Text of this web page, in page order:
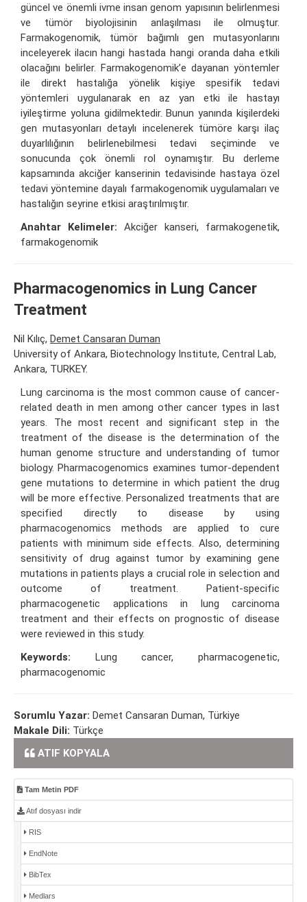
güncel ve önemli ivme insan genom yapısının belirlenmesi
ve tümör biyolojisinin anlaşılması ile olmuştur.
Farmakogenomik, tümör bağımlı gen mutasyonlarını
inceleyerek ilacın hangi hastada hangi oranda daha etkili
olacağını belirler. Farmakogenomik’e dayanan yöntemler
ile direkt hastalığa yönelik kişiye spesifik tedavi
yöntemleri uygulanarak en az yan etki ile hastayı
iyileştirme yoluna gidilmektedir. Bunun yanında kişilerdeki
gen mutasyonları detaylı incelenerek tümöre karşı ilaç
duyarlılığının belirlenebilmesi tedavi seçiminde ve
sonucunda çok önemli rol oynamıştır. Bu derleme
kapsamında akciğer kanserinin tedavisinde hastaya özel
tedavi yöntemine dayalı farmakogenomik uygulamaları ve
hastalığın seyrine etkisi araştırılmıştır.
Anahtar Kelimeler: Akciğer kanseri, farmakogenetik,
farmakogenomik
Pharmacogenomics in Lung Cancer
Treatment
Nil Kılıç, Demet Cansaran Duman
University of Ankara, Biotechnology Institute, Central Lab,
Ankara, TURKEY.
Lung carcinoma is the most common cause of cancer-
related death in men among other cancer types in last
years. The most recent and significant step in the
treatment of the disease is the determination of the
human genome structure and understanding of tumor
biology. Pharmacogenomics examines tumor-dependent
gene mutations to determine in which patient the drug
will be more effective. Personalized treatments that are
specified directly to disease by using
pharmacogenomics methods are applied to cure
patients with minimum side effects. Also, determining
sensitivity of drug against tumor by examining gene
mutations in patients plays a crucial role in selection and
outcome of treatment. Patient-specific
pharmacogenetic applications in lung carcinoma
treatment and their effects on prognostic of disease
were reviewed in this study.
Keywords: Lung cancer, pharmacogenetic,
pharmacogenomic
Sorumlu Yazar: Demet Cansaran Duman, Türkiye
Makale Dili: Türkçe
ATIF KOPYALA
Tam Metin PDF
Atıf dosyası indir
RIS
EndNote
BibTex
Medlars